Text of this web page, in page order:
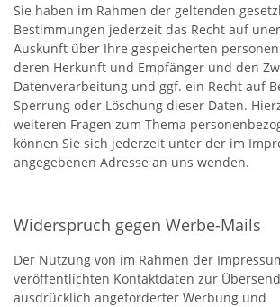
Sie haben im Rahmen der geltenden
Bestimmungen jederzeit das Recht auf
Auskunft über Ihre gespeicherten
deren Herkunft und Empfänger und den
Datenverarbeitung und ggf. ein Recht auf
Sperrung oder Löschung dieser Daten.
weiteren Fragen zum Thema
können Sie sich jederzeit unter der im
angegebenen Adresse an uns wenden.
Widerspruch gegen Werbe-Mails
Der Nutzung von im Rahmen der
veröffentlichten Kontaktdaten zur
ausdrücklich angeforderter Werbung und